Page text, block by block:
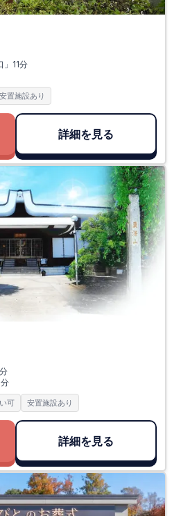
11分
安置施設あり
詳細を見る
可 安置施設あり
詳細を見る